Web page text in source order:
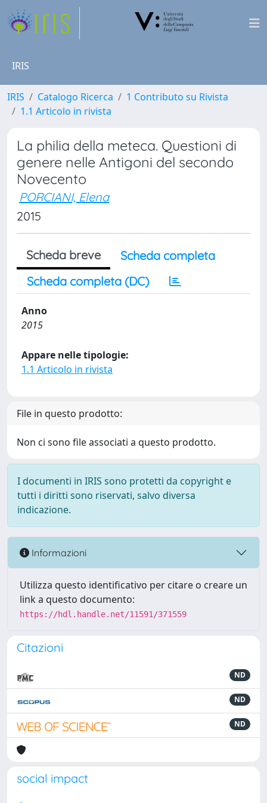
IRIS
IRIS Catalogo Ricerca
1 Contributo su Rivista
1.1 Articolo in rivista
La philia della meteca. Questioni di
genere nelle Antigoni del secondo
Novecento
PORCIANI, Elena
2015
Scheda breve
Scheda completa
Scheda completa (DC)
Anno
2015
Appare nelle tipologie:
1.1 Articolo in rivista
File in questo prodotto:
Non ci sono file associati a questo prodotto.
I documenti in IRIS sono protetti da copyright e
tutti i diritti sono riservati, salvo diversa
indicazione.
Informazioni
Utilizza questo identificativo per citare o creare un
link a questo documento:
https://hdl.handle.net/11591/371559
Citazioni
ND
ND
ND
social impact